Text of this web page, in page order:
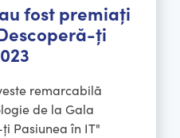
fost premiați
ți
remarcabilă
de la Gala
Pasiunea în IT"